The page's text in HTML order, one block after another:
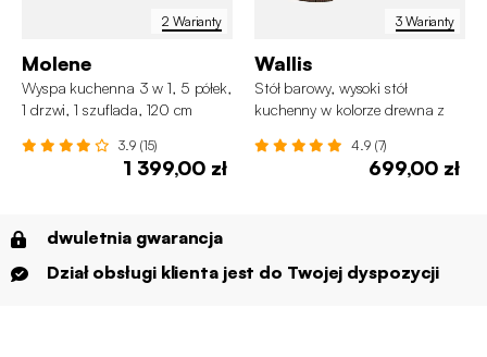
2 Warianty
Molene
Wyspa kuchenna 3 w 1, 5 półek,
1 drzwi, 1 szuflada, 120 cm
3.9 (15)
1 399,00 zł
3 Warianty
Wallis
Stół barowy, wysoki stół
kuchenny w kolorze drewna z
4.9 (7)
699,00 zł
dwuletnia gwarancja
Dział obsługi klienta jest do Twojej dyspozycji